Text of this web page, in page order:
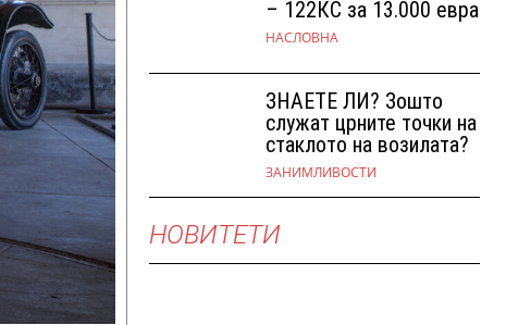
– 122КС за 13.000 евра
НАСЛОВНА
ЗНАЕТЕ ЛИ? Зошто
служат црните точки на
стаклото на возилата?
ЗАНИМЛИВОСТИ
НОВИТЕТИ